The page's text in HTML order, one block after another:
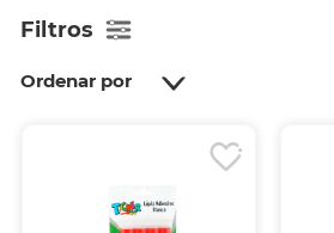
Filtros
Ordenar por